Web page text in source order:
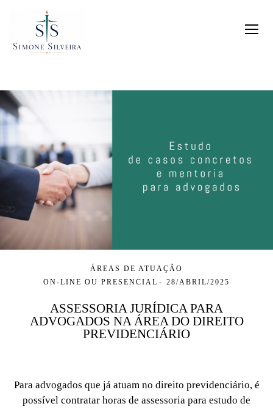
ÁREAS DE ATUAÇÃO
ON-LINE OU PRESENCIAL
28/ABRIL/2025
ASSESSORIA JURÍDICA PARA
ADVOGADOS NA ÁREA DO DIREITO
PREVIDENCIÁRIO
Para advogados que já atuam no direito previdenciário, é
possível contratar horas de assessoria para estudo de